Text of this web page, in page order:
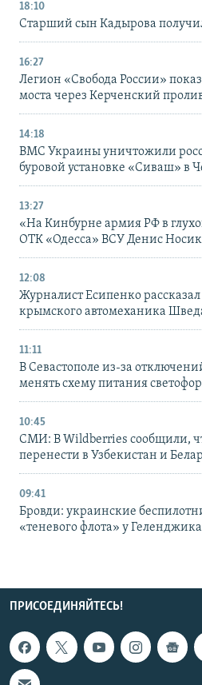
18:10
Старший сын Кадырова
16:27
Легион «Свобода России»
моста через Керченский
14:18
ВМС Украины уничтожили
буровой установке «Сиваш» в
13:27
«На Кинбурне армия РФ в
ОТК «Одесса» ВСУ Денис
12:08
Журналист Есипенко
крымского автомеханика
11:11
В Севастополе из-за
менять схему питания
10:45
СМИ: В Wildberries сообщили,
перенести в Узбекистан и
09:41
Бровди: украинские
«теневого флота» у Геленджика
ПРИСОЕДИНЯЙТЕСЬ!